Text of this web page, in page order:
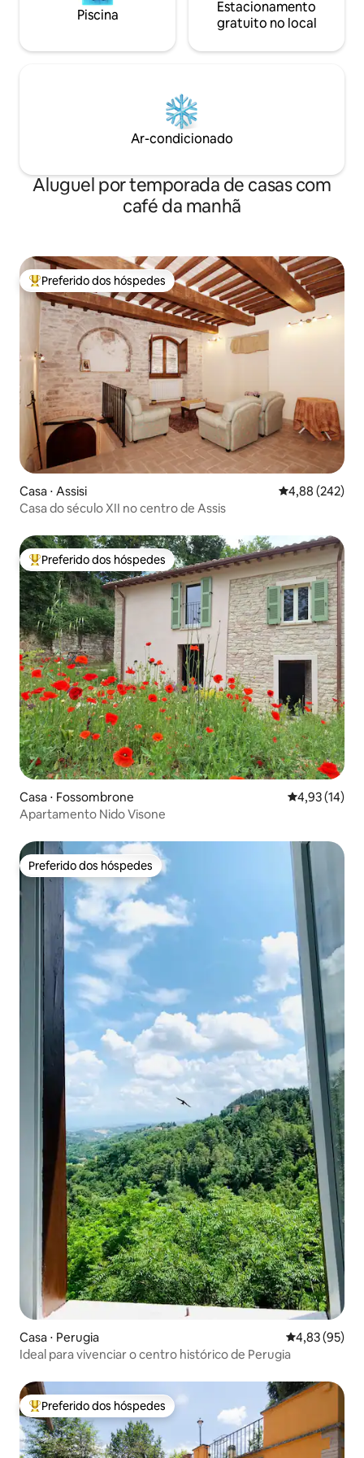
Piscina
Estacionamento
gratuito no local
Ar-condicionado
Aluguel por temporada de casas com
café da manhã
Entre os melhores preferidos dos hóspedes
Preferido dos hóspedes
Casa ⋅ Assisi 4,88 de uma
4,88 (242)
Casa do século XII no centro de Assis
Entre os melhores preferidos dos hóspedes
Preferido dos hóspedes
Casa ⋅ Fossombrone 4,93 de uma
4,93 (14)
Apartamento Nido Visone
Preferido dos hóspedes
Preferido dos hóspedes
Casa ⋅ Perugia 4,83 de uma
4,83 (95)
Ideal para vivenciar o centro histórico de Perugia
Entre os melhores preferidos dos hóspedes
Preferido dos hóspedes